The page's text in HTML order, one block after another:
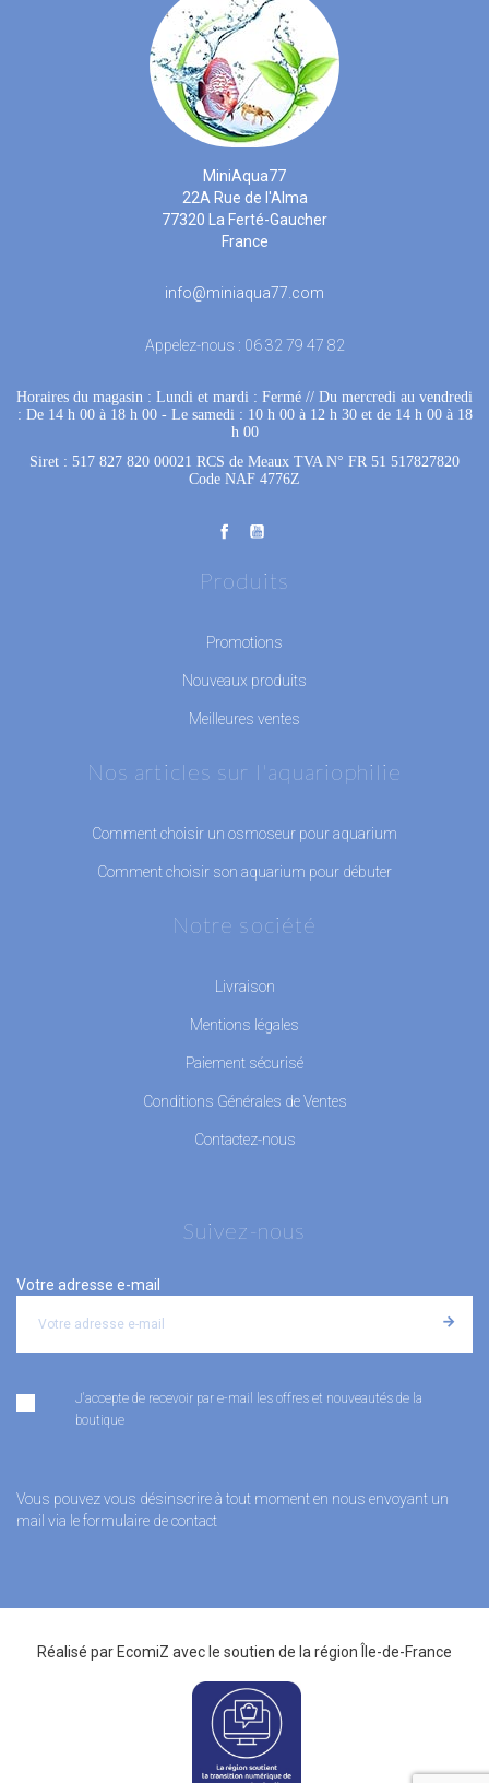
MiniAqua77
22A Rue de l'Alma
77320 La Ferté-Gaucher
France
info@miniaqua77.com
Appelez-nous : 06 32 79 47 82
Horaires du magasin : Lundi et mardi : Fermé // Du mercredi au vendredi
: De 14 h 00 à 18 h 00 - Le samedi : 10 h 00 à 12 h 30 et de 14 h 00 à 18
h 00
Siret : 517 827 820 00021 RCS de Meaux TVA N° FR 51 517827820
Code NAF 4776Z
Produits
Promotions
Nouveaux produits
Meilleures ventes
Nos articles sur l'aquariophilie
Comment choisir un osmoseur pour aquarium
Comment choisir son aquarium pour débuter
Notre société
Livraison
Mentions légales
Paiement sécurisé
Conditions Générales de Ventes
Contactez-nous
Suivez-nous
Votre adresse e-mail
J'accepte de recevoir par e-mail les offres et nouveautés de la
boutique
Vous pouvez vous désinscrire à tout moment en nous envoyant un
mail via le formulaire de contact
Réalisé par EcomiZ avec le soutien de la région Île-de-France